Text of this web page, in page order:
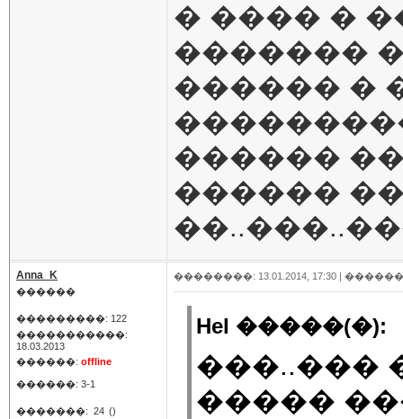
� ���� �
�������
������ �
������
������
Anna_K
������
���������: 122
�����������:
18.03.2013
������: offline
������: 3-1
�������: 24 ()
��������: 13.01.2014, 17:30 |
Hel �����(�):
���..���
�����